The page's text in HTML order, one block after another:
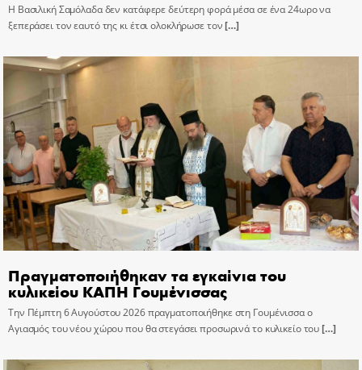
Η Βασιλική Σαμόλαδα δεν κατάφερε δεύτερη φορά μέσα σε ένα 24ωρο να
ξεπεράσει τον εαυτό της κι έτσι ολοκλήρωσε τον[…]
Πραγματοποιήθηκαν τα εγκαίνια του
κυλικείου ΚΑΠΗ Γουμένισσας
Την Πέμπτη 6 Αυγούστου 2026 πραγματοποιήθηκε στη Γουμένισσα ο
Αγιασμός του νέου χώρου που θα στεγάσει προσωρινά το κυλικείο του[…]